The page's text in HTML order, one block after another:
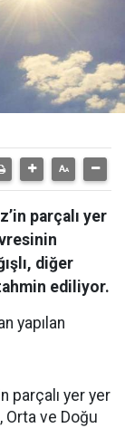
parçalı yer
diğer
ediliyor.
yapılan
parçalı yer yer
Orta ve Doğu